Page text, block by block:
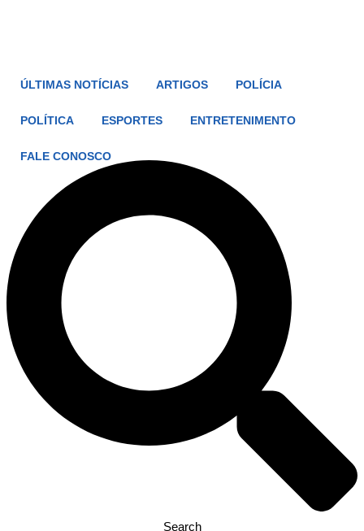
ÚLTIMAS NOTÍCIAS ARTIGOS POLÍCIA
POLÍTICA ESPORTES ENTRETENIMENTO
FALE CONOSCO
Search